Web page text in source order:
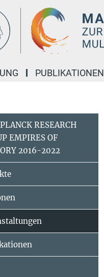
PUBLIKATIONEN
RESEARCH
EMPIRES OF
2016-2022